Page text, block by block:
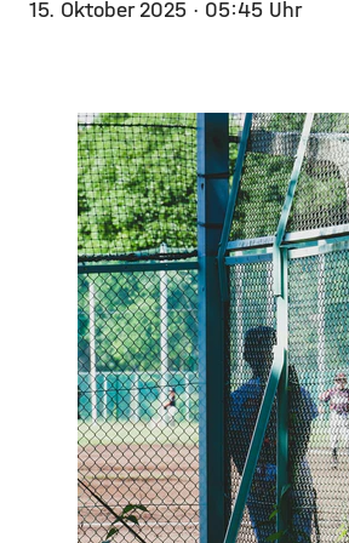
15. Oktober 2025 · 05:45 Uhr